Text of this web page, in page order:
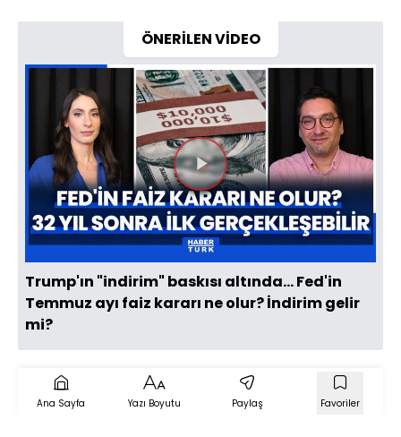
ÖNERİLEN VİDEO
Videoyu
Oynat
Trump'ın "indirim" baskısı altında... Fed'in
Temmuz ayı faiz kararı ne olur? İndirim gelir
mi?
Ana Sayfa Yazı Boyutu Paylaş Favoriler